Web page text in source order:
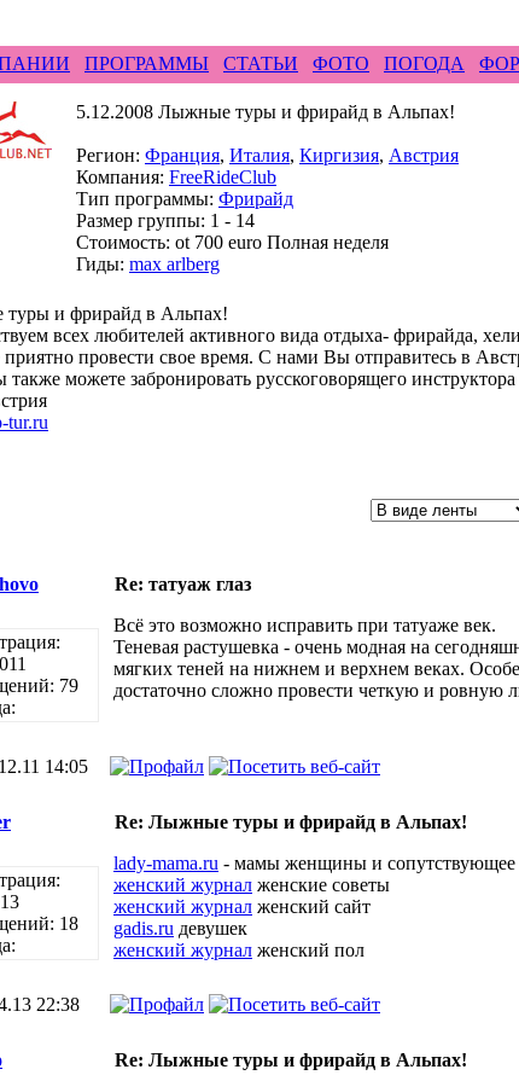
ПРОГРАММЫ СТАТЬИ ФОТО ПОГОДА
5.12.2008 Лыжные туры и фрирайд в Альпах!
Регион: Франция, Италия, Киргизия, Австрия
Компания: FreeRideClub
Тип программы: Фрирайд
Размер группы: 1 - 14
Стоимость: ot 700 euro Полная неделя
Гиды: max arlberg
и фрирайд в Альпах!
всех любителей активного вида отдыха- фрирайда,
приятно провести свое время. С нами Вы отправитесь в
также можете забронировать русскоговорящего
tur.ru
Re: татуаж глаз
79
Всё это возможно исправить при татуаже век.
Теневая растушевка - очень модная на
мягких теней на нижнем и верхнем веках.
достаточно сложно провести четкую и ровную
14:05
Re: Лыжные туры и фрирайд в Альпах!
18
lady-mama.ru - мамы женщины и сопутствующее
женский журнал женские советы
женский журнал женский сайт
gadis.ru девушек
женский журнал женский пол
22:38
Re: Лыжные туры и фрирайд в Альпах!